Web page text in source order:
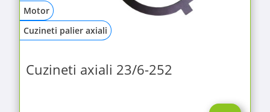
Motor
Cuzineti palier axiali
Cuzineti axiali 23/6-252